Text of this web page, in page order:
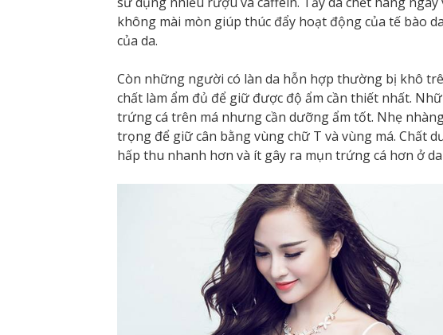
không mài mòn giúp thúc đẩy hoạt động của tế bào
của da.
Còn những người có làn da hỗn hợp thường bị khô
chất làm ẩm đủ để giữ được độ ẩm cần thiết nhất.
trứng cá trên má nhưng cần dưỡng ẩm tốt. Nhẹ
trọng để giữ cân bằng vùng chữ T và vùng má. Chất
hấp thu nhanh hơn và ít gây ra mụn trứng cá hơn ở